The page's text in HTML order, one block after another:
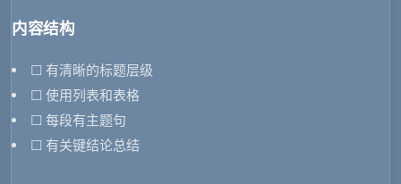
内容结构
☐ 有清晰的标题层级
☐ 使用列表和表格
☐ 每段有主题句
☐ 有关键结论总结